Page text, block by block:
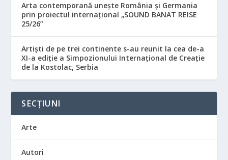
Arta contemporană unește România și Germania
prin proiectul internațional „SOUND BANAT REISE
25/26”
Artiști de pe trei continente s-au reunit la cea de-a
XI-a ediție a Simpozionului Internațional de Creație
de la Kostolac, Serbia
SECȚIUNI
Arte
Autori